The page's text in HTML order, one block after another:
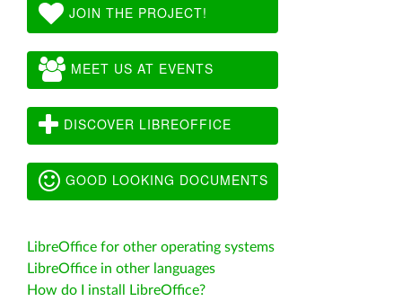
JOIN THE PROJECT!
MEET US AT EVENTS
DISCOVER LIBREOFFICE
GOOD LOOKING DOCUMENTS
LibreOffice for other operating systems
LibreOffice in other languages
How do I install LibreOffice?